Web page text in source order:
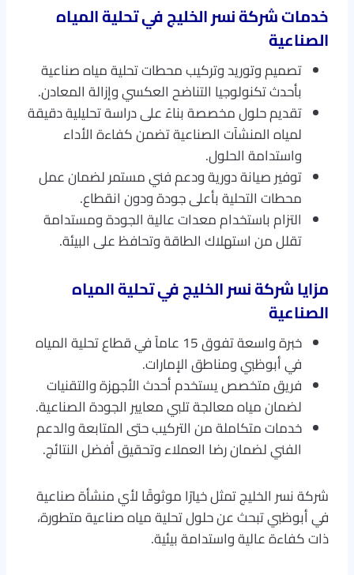
خدمات شركة نسر الخليج في تحلية المياه
الصناعية
تصميم وتوريد وتركيب محطات تحلية مياه صناعية
بأحدث تكنولوجيا التناضح العكسي وإزالة المعادن.
تقديم حلول مخصصة بناءً على دراسة تحليلية دقيقة
لمياه المنشآت الصناعية تضمن كفاءة الأداء
واستدامة الحلول.
توفير صيانة دورية ودعم فني مستمر لضمان عمل
محطات التحلية بأعلى جودة ودون انقطاع.
التزام باستخدام معدات عالية الجودة ومستدامة
تقلل من استهلاك الطاقة وتحافظ على البيئة.
مزايا شركة نسر الخليج في تحلية المياه
الصناعية
خبرة واسعة تفوق 15 عاماً في قطاع تحلية المياه
في أبوظبي ومناطق الإمارات.
فريق متخصص يستخدم أحدث الأجهزة والتقنيات
لضمان مياه معالجة تلبي معايير الجودة الصناعية.
خدمات متكاملة من التركيب حتى المتابعة والدعم
الفني لضمان رضا العملاء وتحقيق أفضل النتائج.
شركة نسر الخليج تمثل خيارًا موثوقًا لأي منشأة صناعية
في أبوظبي تبحث عن حلول تحلية مياه صناعية متطورة،
ذات كفاءة عالية واستدامة بيئية.